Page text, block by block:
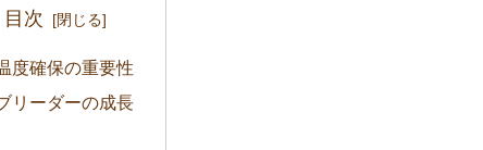
目次
度確保の重要性
リーダーの成長